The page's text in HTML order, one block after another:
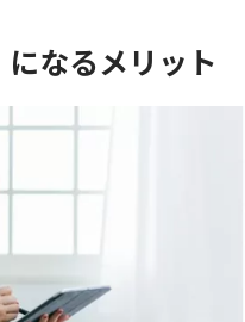
なるメリット